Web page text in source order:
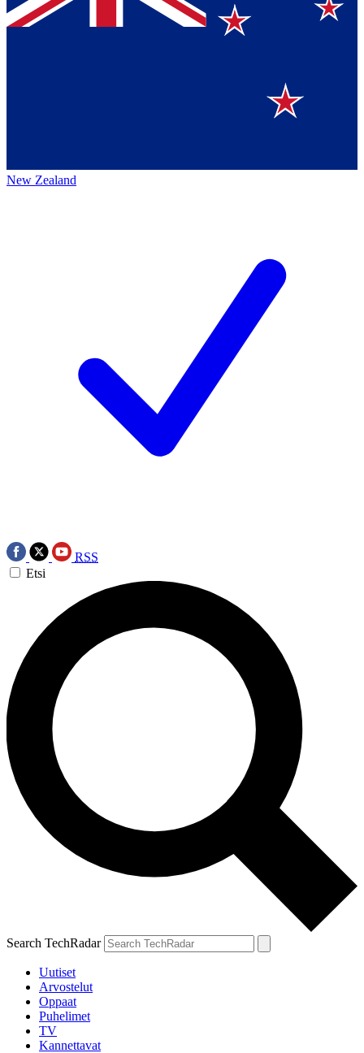
New Zealand
RSS
Etsi
Search TechRadar
Uutiset
Arvostelut
Oppaat
Puhelimet
TV
Kannettavat